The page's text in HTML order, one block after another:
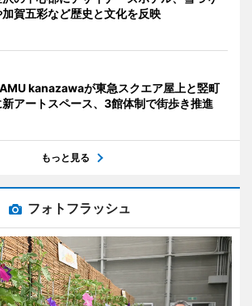
加賀五彩など歴史と文化を反映
kanazawaが東急スクエア屋上と竪町
新アートスペース、3館体制で街歩き推進
もっと見る
フォトフラッシュ